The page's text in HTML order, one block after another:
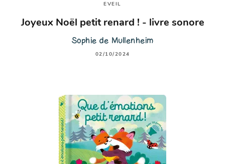
EVEIL
Joyeux Noël petit renard ! - livre sonore
Sophie de Mullenheim
02/10/2024